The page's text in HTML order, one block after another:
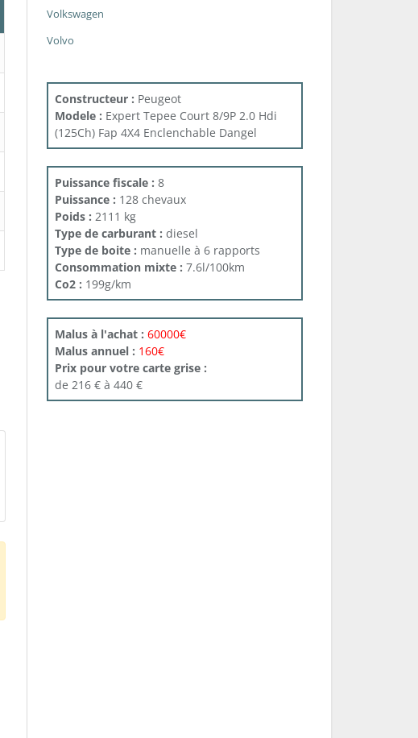
Volkswagen
Volvo
Constructeur : Peugeot
Modele : Expert Tepee Court 8/9P 2.0 Hdi
(125Ch) Fap 4X4 Enclenchable Dangel
Puissance fiscale : 8
Puissance : 128 chevaux
Poids : 2111 kg
Type de carburant : diesel
Type de boite : manuelle à 6 rapports
Consommation mixte : 7.6l/100km
Co2 : 199g/km
Malus à l'achat : 60000€
Malus annuel : 160€
Prix pour votre carte grise :
de 216 € à 440 €